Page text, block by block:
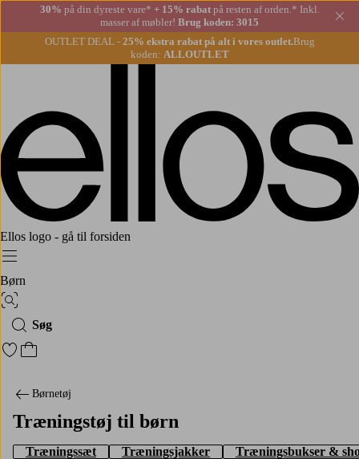
30% på din dyreste vare* + 15% rabatpå resten af orden.* Inkl.
masser af møbler! Brug koden: 3015
OUTLET DEAL - 25% ekstra rabat på alt i vores outlet.Brug
koden: ALLOUTLET
Ellos logo - gå til forsiden
Menu
Børn
Billedsøgning
Søg
Gå til favoritmarkerede produkter
Gå til indkøbskurven
Børnetøj
Træningstøj til børn
Træningssæt Træningsjakker Træningsbukser &